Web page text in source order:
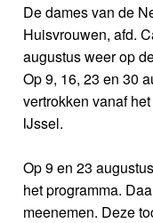
De dames van de
Huisvrouwen, afd.
augustus weer op
Op 9, 16, 23 en 30
vertrokken vanaf
IJssel.
Op 9 en 23
het programma.
meenemen. Deze